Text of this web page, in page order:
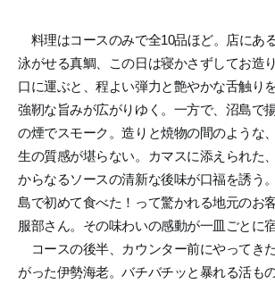
料理はコースのみで全10品ほど。店にあ
泳がせる真鯛、この日は寝かさずしてお造
口に運ぶと、程よい弾力と艶やかな舌触り
強靭な旨みが広がりゆく。一方で、沼島で
の煙でスモーク。造りと焼物の間のような
生の質感が堪らない。カマスに添えられた
からなるソースの清新な後味が口福を誘う
島で初めて食べた！って驚かれる地元のお
服部さん。その味わいの感動が一皿ごとに宿
コースの後半、カウンター前にやってき
がった伊勢海老。バチバチッと暴れる活も